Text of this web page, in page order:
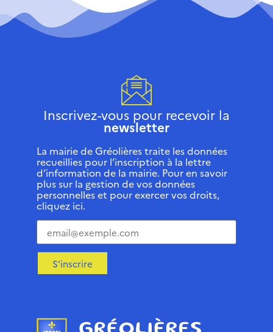
Inscrivez-vous pour recevoir la
newsletter
La mairie de Gréolières traite les données
recueillies pour l’inscription à la lettre
d’information de la mairie. Pour en savoir
plus sur la gestion de vos données
personnelles et pour exercer vos droits,
cliquez ici.
S'inscrire